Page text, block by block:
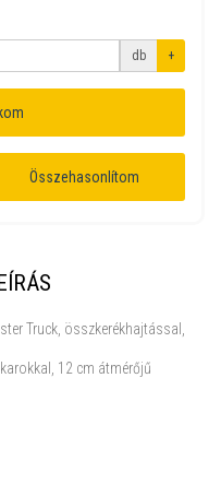
db +
Összehasonlítom
Truck, összkerékhajtással,
12 cm átmérőjű